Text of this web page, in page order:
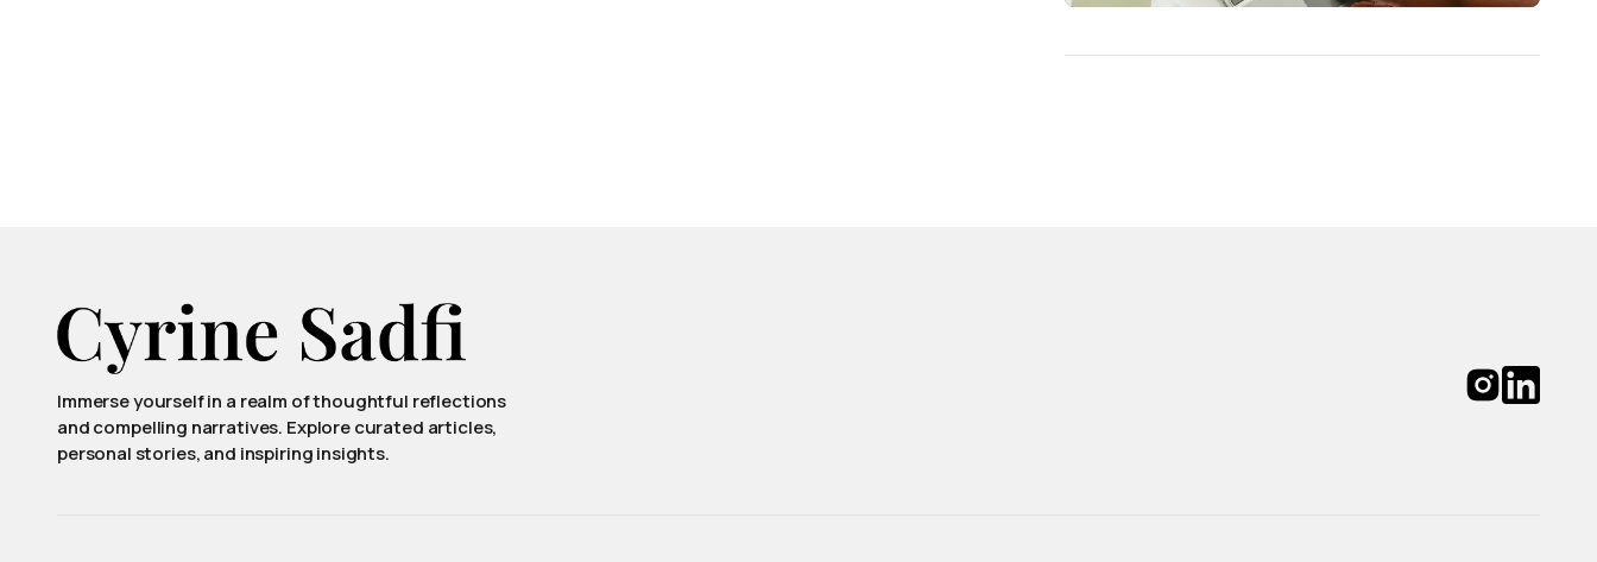
Immerse yourself in a realm of thoughtful reflections
and compelling narratives. Explore curated articles,
personal stories, and inspiring insights.